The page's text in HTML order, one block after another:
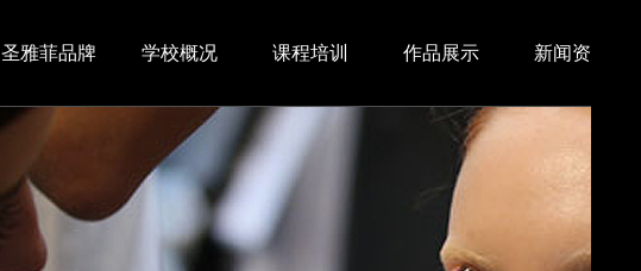
圣雅菲品牌 学校概况 课程培训 作品展示 新闻资讯